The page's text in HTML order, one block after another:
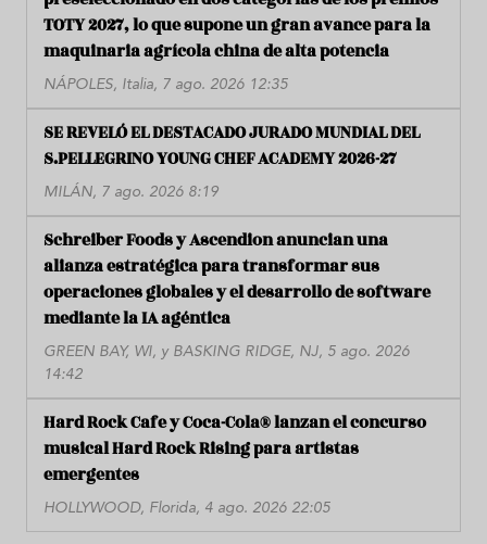
TOTY 2027, lo que supone un gran avance para la
maquinaria agrícola china de alta potencia
NÁPOLES, Italia, 7 ago. 2026 12:35
SE REVELÓ EL DESTACADO JURADO MUNDIAL DEL
S.PELLEGRINO YOUNG CHEF ACADEMY 2026-27
MILÁN, 7 ago. 2026 8:19
Schreiber Foods y Ascendion anuncian una
alianza estratégica para transformar sus
operaciones globales y el desarrollo de software
mediante la IA agéntica
GREEN BAY, WI, y BASKING RIDGE, NJ, 5 ago. 2026
14:42
Hard Rock Cafe y Coca-Cola® lanzan el concurso
musical Hard Rock Rising para artistas
emergentes
HOLLYWOOD, Florida, 4 ago. 2026 22:05